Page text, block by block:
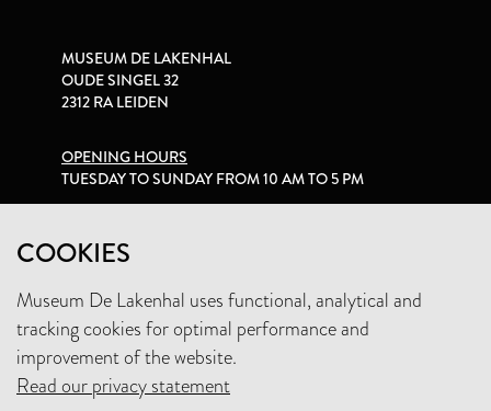
COOKIES
Museum De Lakenhal uses functional, analytical and
tracking cookies for optimal performance and
improvement of the website.
Read our privacy statement
MUSEUM DE LAKENHAL
OUDE SINGEL 32
2312 RA LEIDEN
OPENING HOURS
TUESDAY TO SUNDAY FROM 10 AM TO 5 PM
+31 (0)71 5165360
INFO@LAKENHAL.NL
SUPPORT THE MUSEUM